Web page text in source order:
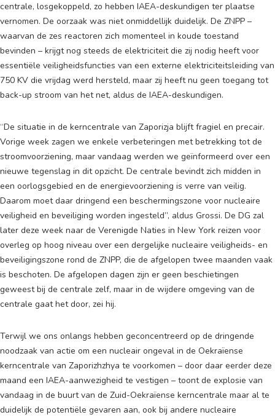
centrale, losgekoppeld, zo hebben IAEA-deskundigen ter plaatse
vernomen. De oorzaak was niet onmiddellijk duidelijk. De ZNPP –
waarvan de zes reactoren zich momenteel in koude toestand
bevinden – krijgt nog steeds de elektriciteit die zij nodig heeft voor
essentiële veiligheidsfuncties van een externe elektriciteitsleiding van
750 KV die vrijdag werd hersteld, maar zij heeft nu geen toegang tot
back-up stroom van het net, aldus de IAEA-deskundigen.
“De situatie in de kerncentrale van Zaporizja blijft fragiel en precair.
Vorige week zagen we enkele verbeteringen met betrekking tot de
stroomvoorziening, maar vandaag werden we geïnformeerd over een
nieuwe tegenslag in dit opzicht. De centrale bevindt zich midden in
een oorlogsgebied en de energievoorziening is verre van veilig.
Daarom moet daar dringend een beschermingszone voor nucleaire
veiligheid en beveiliging worden ingesteld”, aldus Grossi. De DG zal
later deze week naar de Verenigde Naties in New York reizen voor
overleg op hoog niveau over een dergelijke nucleaire veiligheids- en
beveiligingszone rond de ZNPP, die de afgelopen twee maanden vaak
is beschoten. De afgelopen dagen zijn er geen beschietingen
geweest bij de centrale zelf, maar in de wijdere omgeving van de
centrale gaat het door, zei hij.
Terwijl we ons onlangs hebben geconcentreerd op de dringende
noodzaak van actie om een nucleair ongeval in de Oekraïense
kerncentrale van Zaporizhzhya te voorkomen – door daar eerder deze
maand een IAEA-aanwezigheid te vestigen – toont de explosie van
vandaag in de buurt van de Zuid-Oekraïense kerncentrale maar al te
duidelijk de potentiële gevaren aan, ook bij andere nucleaire